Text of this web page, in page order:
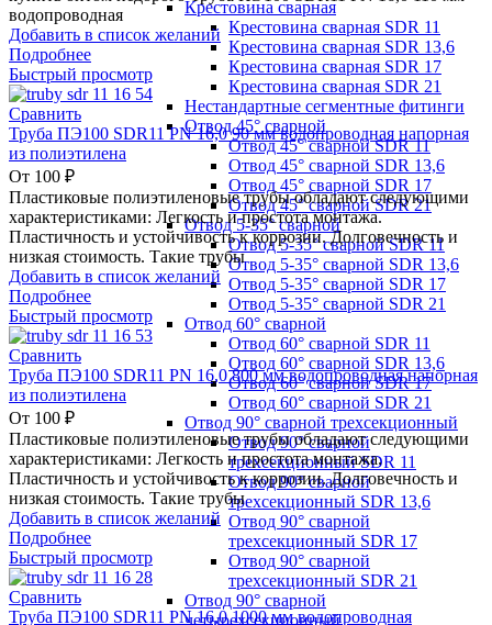
Крестовина сварная
Крестовина сварная SDR 11
Крестовина сварная SDR 13,6
Крестовина сварная SDR 17
Крестовина сварная SDR 21
Нестандартные сегментные фитинги
Отвод 45° сварной
Отвод 45° сварной SDR 11
Отвод 45° сварной SDR 13,6
Отвод 45° сварной SDR 17
Отвод 45° сварной SDR 21
Отвод 5-35° сварной
Отвод 5-35° сварной SDR 11
Отвод 5-35° сварной SDR 13,6
Отвод 5-35° сварной SDR 17
Отвод 5-35° сварной SDR 21
Отвод 60° сварной
Отвод 60° сварной SDR 11
Отвод 60° сварной SDR 13,6
Отвод 60° сварной SDR 17
Отвод 60° сварной SDR 21
Отвод 90° сварной трехсекционный
Отвод 90° сварной
трехсекционный SDR 11
Отвод 90° сварной
трехсекционный SDR 13,6
Отвод 90° сварной
трехсекционный SDR 17
Отвод 90° сварной
трехсекционный SDR 21
Отвод 90° сварной
четырехсекционный
водопроводная
Добавить в список желаний
Подробнее
Быстрый просмотр
Сравнить
Труба ПЭ100 SDR11 PN 16,0 90 мм водопроводная напорная
из полиэтилена
От 100 ₽
Пластиковые полиэтиленовые трубы обладают следующими
характеристиками: Легкость и простота монтажа.
Пластичность и устойчивость к коррозии. Долговечность и
низкая стоимость. Такие трубы
Добавить в список желаний
Подробнее
Быстрый просмотр
Сравнить
Труба ПЭ100 SDR11 PN 16,0 800 мм водопроводная напорная
из полиэтилена
От 100 ₽
Пластиковые полиэтиленовые трубы обладают следующими
характеристиками: Легкость и простота монтажа.
Пластичность и устойчивость к коррозии. Долговечность и
низкая стоимость. Такие трубы
Добавить в список желаний
Подробнее
Быстрый просмотр
Сравнить
Труба ПЭ100 SDR11 PN 16,0 1000 мм водопроводная